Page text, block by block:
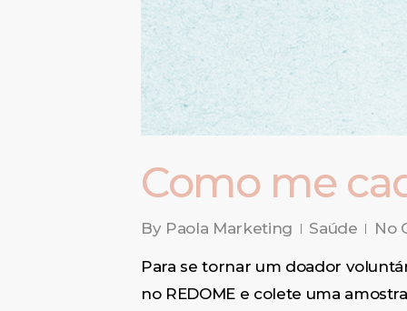
Como me
By Paola Marketing Saúde No
Para se tornar um doador
no REDOME e colete uma